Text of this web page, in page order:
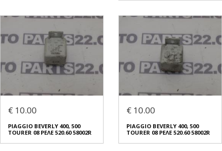
€ 10.00
PIAGGIO BEVERLY 400, 500
TOURER 08 ΡΕΛΕ 520.60 58002R
€ 10.00
PIAGGIO BEVERLY 400, 500
TOURER 08 ΡΕΛΕ 520.60 58002R